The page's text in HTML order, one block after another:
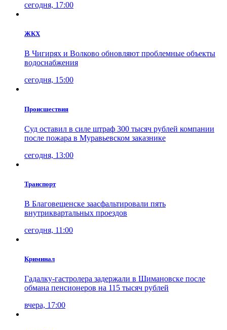
сегодня, 17:00
ЖКХ
В Чигирях и Волково обновляют проблемные объекты
водоснабжения
сегодня, 15:00
Проиcшествия
Суд оставил в силе штраф 300 тысяч рублей компании
после пожара в Муравьевском заказнике
сегодня, 13:00
Транспорт
В Благовещенске заасфальтировали пять
внутриквартальных проездов
сегодня, 11:00
Криминал
Гадалку-гастролера задержали в Шимановске после
обмана пенсионеров на 115 тысяч рублей
вчера, 17:00